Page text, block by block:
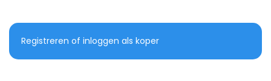
Registreren of inloggen als koper